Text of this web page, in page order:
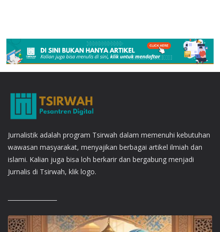
Jurnalistik adalah program Tsirwah dalam memenuhi kebutuhan
wawasan masyarakat, menyajikan berbagai artikel ilmiah dan
islami. Kalian juga bisa loh berkarir dan bergabung menjadi
Jurnalis di Tsirwah, klik logo.